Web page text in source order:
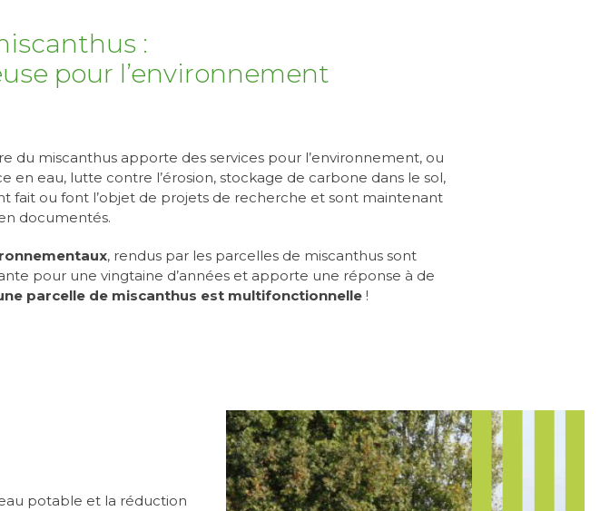
:
pour l’environnement
du miscanthus apporte des services pour l’environnement, ou
en eau, lutte contre l’érosion, stockage de carbone dans le sol,
fait ou font l’objet de projets de recherche et sont maintenant
documentés.
, rendus par les parcelles de miscanthus sont
pour une vingtaine d’années et apporte une réponse à de
parcelle de miscanthus est multifonctionnelle !
potable et la réduction